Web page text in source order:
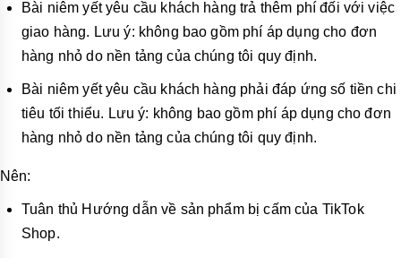
Bài niêm yết yêu cầu khách hàng trả thêm phí đối với việc
giao hàng. Lưu ý: không bao gồm phí áp dụng cho đơn
hàng nhỏ do nền tảng của chúng tôi quy định.
Bài niêm yết yêu cầu khách hàng phải đáp ứng số tiền chi
tiêu tối thiểu. Lưu ý: không bao gồm phí áp dụng cho đơn
hàng nhỏ do nền tảng của chúng tôi quy định.
Nên:
Tuân thủ Hướng dẫn về sản phẩm bị cấm của TikTok
Shop.